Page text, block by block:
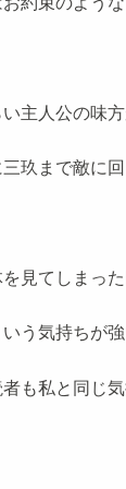
主人公の味
玖まで敵に
見てしまった
う気持ちが強
も私と同じ